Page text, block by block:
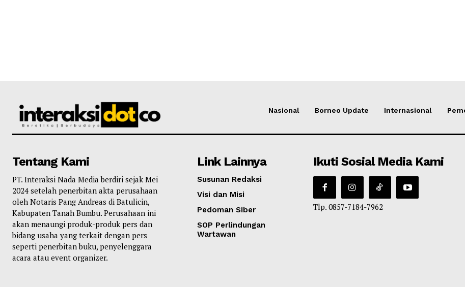
Nasional Borneo Update Internasional
Tentang Kami
PT. Interaksi Nada Media berdiri sejak Mei
2024 setelah penerbitan akta perusahaan
oleh Notaris Pang Andreas di Batulicin,
Kabupaten Tanah Bumbu. Perusahaan ini
akan menaungi produk-produk pers dan
bidang usaha yang terkait dengan pers
seperti penerbitan buku, penyelenggara
acara atau event organizer.
Link Lainnya
Susunan Redaksi
Visi dan Misi
Pedoman Siber
SOP Perlindungan
Wartawan
Ikuti Sosial Media Kami
Tlp. 0857-7184-7962